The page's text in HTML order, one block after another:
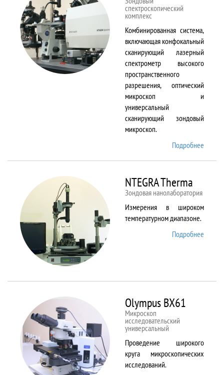
спектроскопический
комплекс
Комбинированная система,
включающая конфокальный
сканирующий лазерный
спектрометр высокого
пространственного
разрешения, оптический
микроскоп и
универсальный
сканирующий зондовый
микроскоп.
Подробнее
NTEGRA Therma
Зондовая нанолаборатория
Измерения в широком
температурном диапазоне.
Подробнее
Olympus BX61
Микроскоп
исследовательский
универсальный
Проведение широкого
круга микроскопических
исследований.